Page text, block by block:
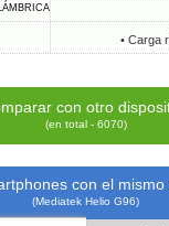
• Carga
con otro
(en total - 6070)
con el mismo
(Mediatek Helio G96)